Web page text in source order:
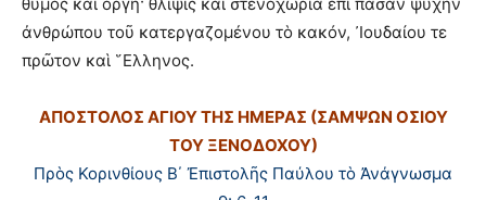
ἀνθρώπου τοῦ κατεργαζομένου τὸ κακόν, ᾿Ιουδαίου τε
πρῶτον καὶ ῞Ελληνος.
ΑΠΟΣΤΟΛΟΣ ΑΓΙΟΥ ΤΗΣ ΗΜΕΡΑΣ (ΣΑΜΨΩΝ ΟΣΙΟΥ
ΤΟΥ ΞΕΝΟΔΟΧΟΥ)
Πρὸς Κορινθίους Β΄ Ἐπιστολῆς Παύλου τὸ Ἀνάγνωσμα